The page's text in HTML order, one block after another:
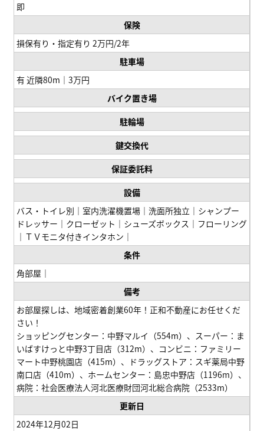
即
保険
損保有り・指定有り 2万円/2年
駐車場
有 近隣80m｜3万円
バイク置き場
駐輪場
鍵交換代
保証委託料
設備
バス・トイレ別｜室内洗濯機置場｜洗面所独立｜シャンプー
ドレッサー｜クローゼット｜シューズボックス｜フローリング
｜ＴＶモニタ付きインタホン｜
条件
角部屋｜
備考
お部屋探しは、地域密着創業60年！正和不動産にお任せくだ
さい！
ショッピングセンター：中野マルイ（554m）、スーパー：ま
いばすけっと中野3丁目店（312m）、コンビニ：ファミリー
マート中野桃園店（415m）、ドラッグストア：スギ薬局中野
南口店（410m）、ホームセンター：島忠中野店（1196m）、
病院：社会医療法人河北医療財団河北総合病院（2533m）
更新日
2024年12月02日